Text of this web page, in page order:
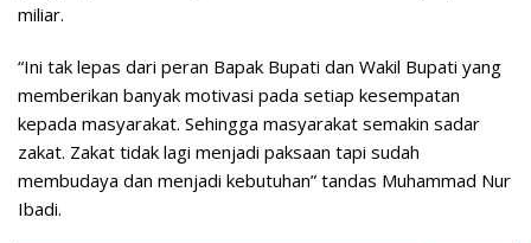
miliar.
“Ini tak lepas dari peran Bapak Bupati dan Wakil Bupati yang
memberikan banyak motivasi pada setiap kesempatan
kepada masyarakat. Sehingga masyarakat semakin sadar
zakat. Zakat tidak lagi menjadi paksaan tapi sudah
membudaya dan menjadi kebutuhan” tandas Muhammad Nur
Ibadi.